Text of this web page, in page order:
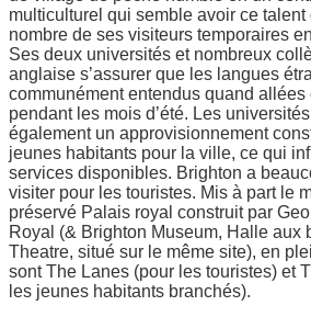
multiculturel qui semble avoir ce talent
nombre de ses visiteurs temporaires
Ses deux universités et nombreux
anglaise s’assurer que les langues
communément entendus quand allées
pendant les mois d’été. Les
également un approvisionnement
jeunes habitants pour la ville, ce qui
services disponibles. Brighton a
visiter pour les touristes. Mis à part le
préservé Palais royal construit par
Royal (& Brighton Museum, Halle aux
Theatre, situé sur le même site), en
sont The Lanes (pour les touristes) et
les jeunes habitants branchés).